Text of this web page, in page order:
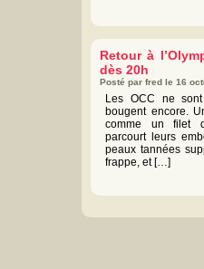
Retour à
dès 20h
Posté par fred le 16
Les OCC ne
bougent encore.
comme un filet
parcourt leurs
peaux tannées
frappe, et […]